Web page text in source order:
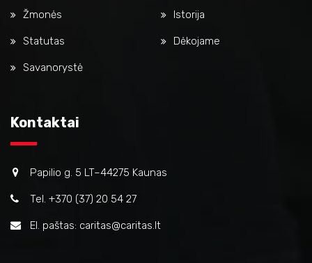
Žmonės Istorija
Statutas Dėkojame
Savanorystė
Kontaktai
Papilio g. 5 LT–44275 Kaunas
Tel. +370 (37) 20 54 27
El. paštas: caritas@caritas.lt